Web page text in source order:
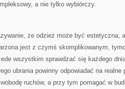
a nie tylko wybiórczy.
że odzież może być estetyczna,
jest z czymś skomplikowanym,
wszystkim sprawdzać się każdego
ubrania powinny odpowiadać na
ruchów, a przy tym pomagać w